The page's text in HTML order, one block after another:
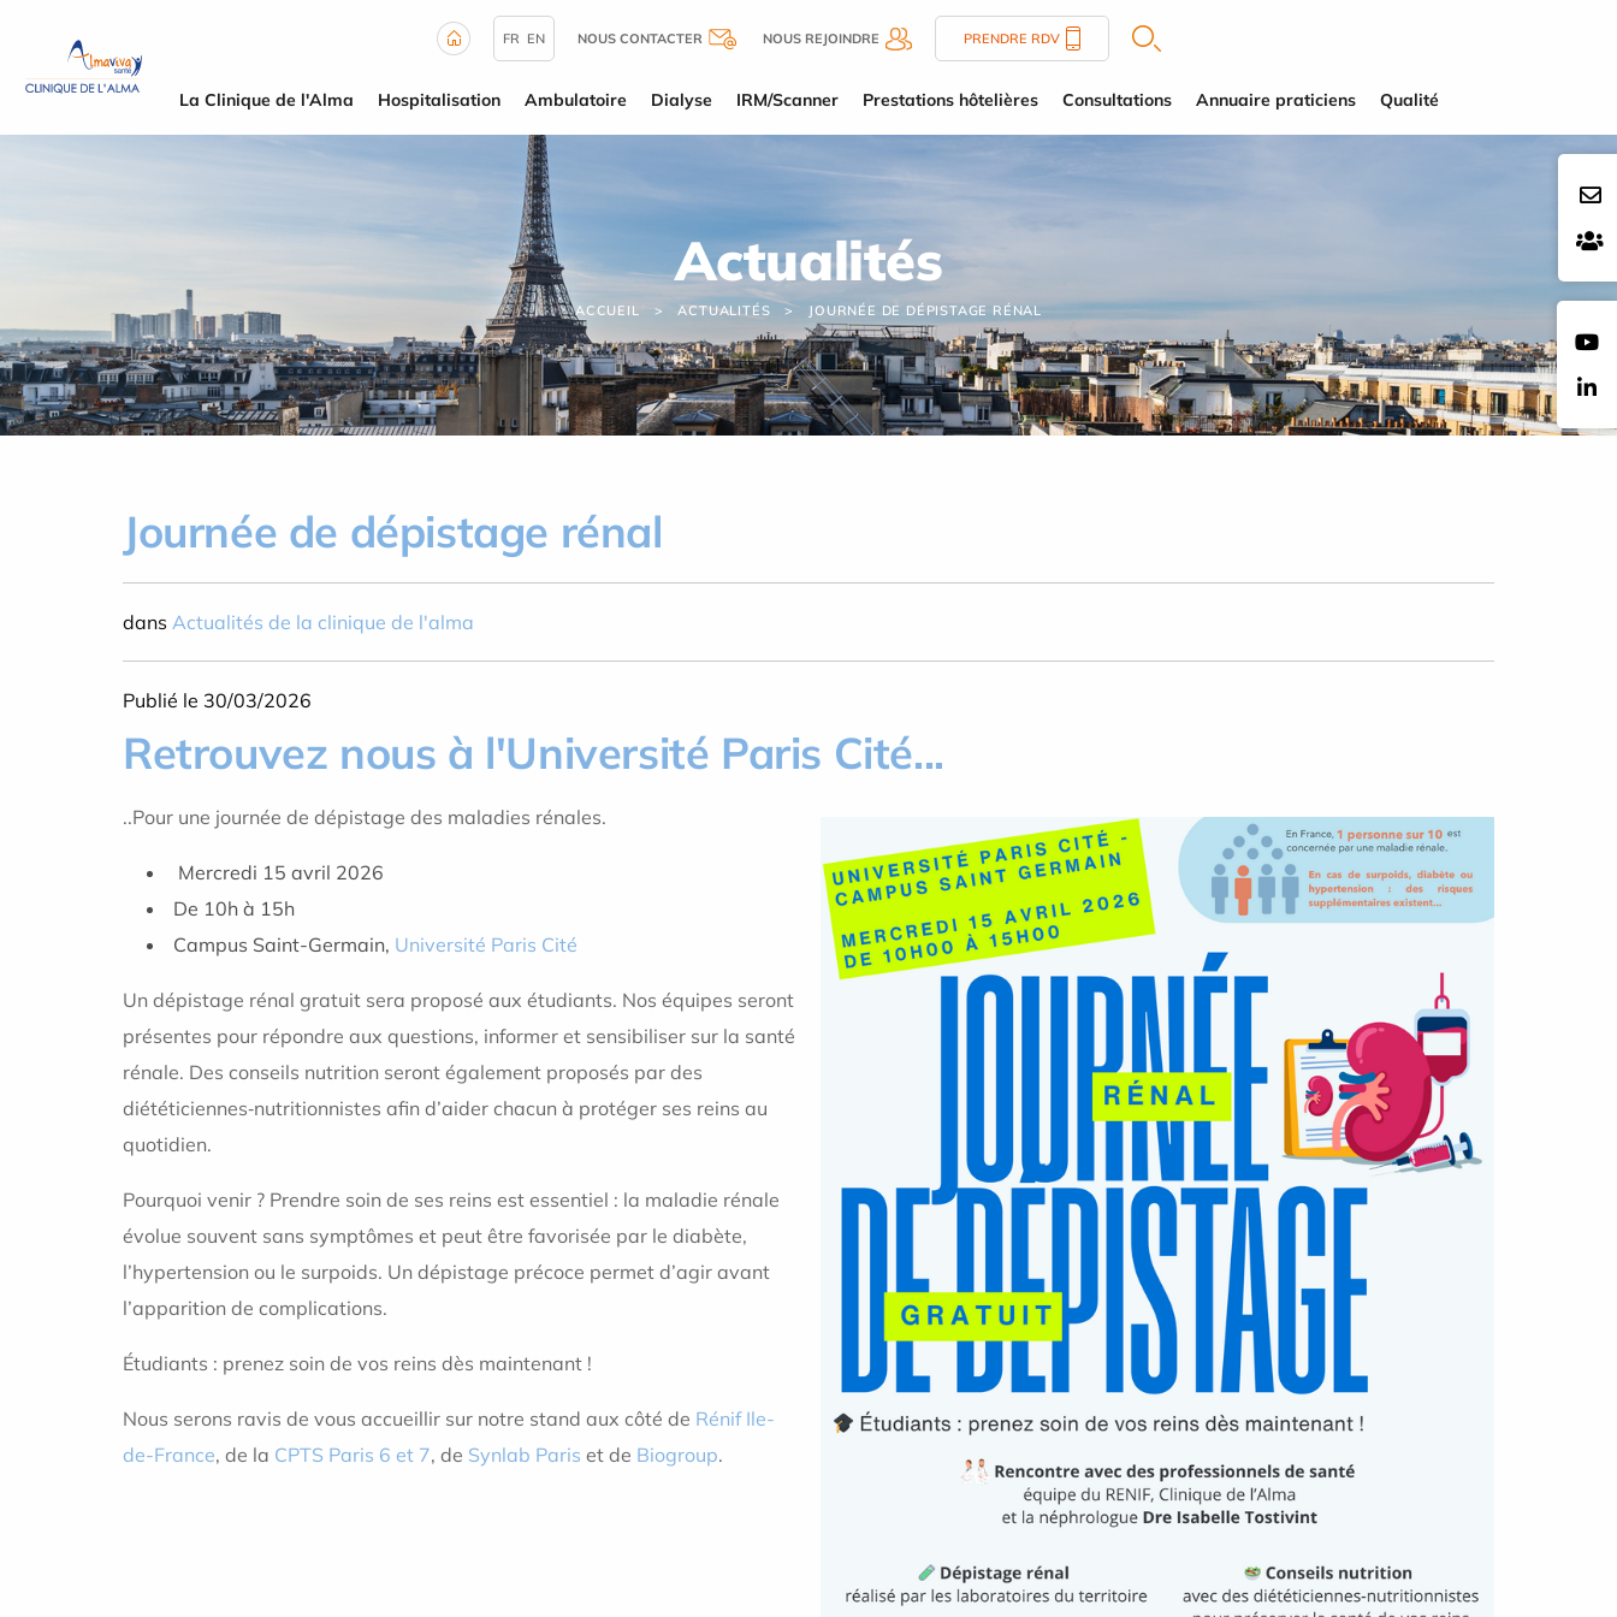
FR EN NOUS CONTACTER NOUS REJOINDRE PRENDRE RDV
La Clinique de l'Alma Hospitalisation Ambulatoire Dialyse IRM/Scanner Prestations hôtelières Consultations Annuaire praticiens Qualité
Actualités
ACCUEIL ACTUALITÉS JOURNÉE DE DÉPISTAGE RÉNAL
Journée de dépistage rénal
dans Actualités de la clinique de l'alma
Publié le 30/03/2026
Retrouvez nous à l'Université Paris Cité...
..Pour une journée de dépistage des maladies rénales.
Mercredi 15 avril 2026
De 10h à 15h
Campus Saint-Germain, Université Paris Cité
Un dépistage rénal gratuit sera proposé aux étudiants. Nos équipes seront
présentes pour répondre aux questions, informer et sensibiliser sur la santé
rénale. Des conseils nutrition seront également proposés par des
diététiciennes‑nutritionnistes afin d’aider chacun à protéger ses reins au
quotidien.
Pourquoi venir ? Prendre soin de ses reins est essentiel : la maladie rénale
évolue souvent sans symptômes et peut être favorisée par le diabète,
l’hypertension ou le surpoids. Un dépistage précoce permet d’agir avant
l’apparition de complications.
Étudiants : prenez soin de vos reins dès maintenant !
Nous serons ravis de vous accueillir sur notre stand aux côté de Rénif Ile-
de-France, de la CPTS Paris 6 et 7, de Synlab Paris et de Biogroup.